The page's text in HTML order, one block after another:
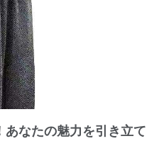
なたの魅力を引き立て